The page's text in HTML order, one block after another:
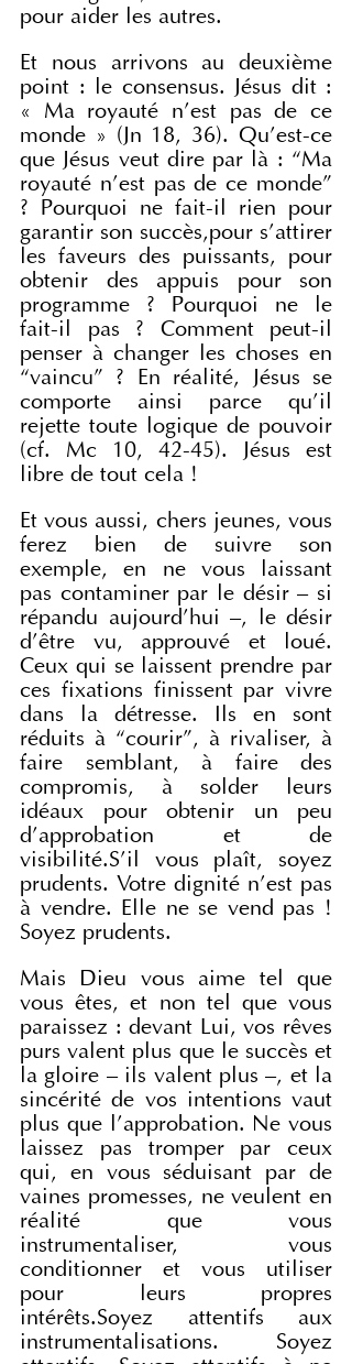
pour aider les autres.
Et nous arrivons au deuxième
point : le consensus. Jésus dit :
« Ma royauté n’est pas de ce
monde » (Jn 18, 36). Qu’est-ce
que Jésus veut dire par là : “Ma
royauté n’est pas de ce monde”
? Pourquoi ne fait-il rien pour
garantir son succès,pour s’attirer
les faveurs des puissants, pour
obtenir des appuis pour son
programme ? Pourquoi ne le
fait-il pas ? Comment peut-il
penser à changer les choses en
“vaincu” ? En réalité, Jésus se
comporte ainsi parce qu’il
rejette toute logique de pouvoir
(cf. Mc 10, 42-45). Jésus est
libre de tout cela !
Et vous aussi, chers jeunes, vous
ferez bien de suivre son
exemple, en ne vous laissant
pas contaminer par le désir – si
répandu aujourd’hui –, le désir
d’être vu, approuvé et loué.
Ceux qui se laissent prendre par
ces fixations finissent par vivre
dans la détresse. Ils en sont
réduits à “courir”, à rivaliser, à
faire semblant, à faire des
compromis, à solder leurs
idéaux pour obtenir un peu
d’approbation et de
visibilité.S’il vous plaît, soyez
prudents. Votre dignité n’est pas
à vendre. Elle ne se vend pas !
Soyez prudents.
Mais Dieu vous aime tel que
vous êtes, et non tel que vous
paraissez : devant Lui, vos rêves
purs valent plus que le succès et
la gloire – ils valent plus –, et la
sincérité de vos intentions vaut
plus que l’approbation. Ne vous
laissez pas tromper par ceux
qui, en vous séduisant par de
vaines promesses, ne veulent en
réalité que vous
instrumentaliser, vous
conditionner et vous utiliser
pour leurs propres
intérêts.Soyez attentifs aux
instrumentalisations. Soyez